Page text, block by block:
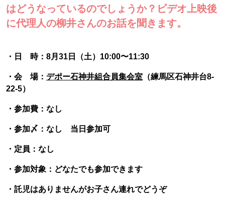
はどうなっているのでしょうか？ビデオ上映後
に代理人の柳井さんのお話を聞きます。
・日 時：8月31日（土）10:00〜11:30
・会 場： デポー石神井組合員集会室 （練馬区石神井台8-
22-5）
・参加費：なし
・参加〆：なし 当日参加可
・定員：なし
・参加対象：どなたでも参加できます
・託児はありませんがお子さん連れでどうぞ